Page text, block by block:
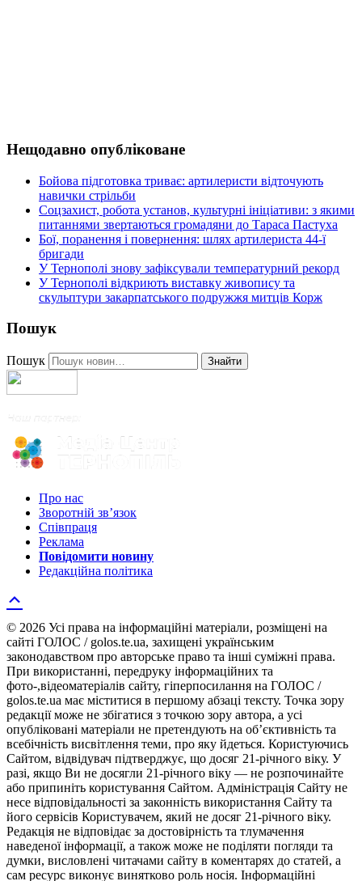
Нещодавно опубліковане
Бойова підготовка триває: артилеристи відточують
навички стрільби
Соцзахист, робота установ, культурні ініціативи: з якими
питаннями звертаються громадяни до Тараса Пастуха
Бої, поранення і повернення: шлях артилериста 44-ї
бригади
У Тернополі знову зафіксували температурний рекорд
У Тернополі відкриють виставку живопису та
скульптури закарпатського подружжя митців Корж
Пошук
Пошук Знайти
Про нас
Зворотній зв’язок
Співпраця
Реклама
Повідомити новину
Редакційна політика
© 2026 Усі права на інформаційні матеріали, розміщені на
сайті ГОЛОС / golos.te.ua, захищені українським
законодавством про авторське право та інші суміжні права.
При використанні, передруку інформаційних та
фото-,відеоматеріалів сайту, гіперпосилання на ГОЛОС /
golos.te.ua має міститися в першому абзаці тексту. Точка зору
редакції може не збігатися з точкою зору автора, а усі
опубліковані матеріали не претендують на об’єктивність та
всебічність висвітлення теми, про яку йдеться. Користуючись
Сайтом, відвідувач підтверджує, що досяг 21-річного віку. У
разі, якщо Ви не досягли 21-річного віку — не розпочинайте
або припиніть користування Сайтом. Адміністрація Сайту не
несе відповідальності за законність використання Сайту та
його сервісів Користувачем, який не досяг 21-річного віку.
Редакція не відповідає за достовірність та тлумачення
наведеної інформації, а також може не поділяти погляди та
думки, висловлені читачами сайту в коментарях до статей, а
сам ресурс виконує винятково роль носія. Інформаційні